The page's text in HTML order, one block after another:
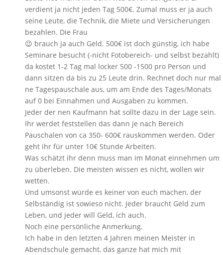
verdient ja nicht jeden Tag 500€. Zumal muss er ja auch
seine Leute, die Technik, die Miete und Versicherungen
bezahlen. Die Frau
😉 brauch ja auch Geld. 500€ ist doch günstig, ich habe
Seminare besucht (-nicht Fotobereich- und selbst bezahlt)
da kostet 1-2 Tag mal locker 500 -1500 pro Person und
dann sitzen da bis zu 25 Leute drin. Rechnet doch nur mal
ne Tagespauschale aus, um am Ende des Tages/Monats
auf 0 bei Einnahmen und Ausgaben zu kommen.
Jeder der nen Kaufmann hat sollte dazu in der Lage sein.
Ihr werdet feststellen das dann je nach Bereich
Pauschalen von ca 350- 600€ rauskommen werden. Oder
geht ihr für unter 10€ Stunde Arbeiten.
Was schätzt ihr denn muss man im Monat einnehmen um
zu überleben. Die meisten wissen es nicht, wollen wir
wetten.
Und umsonst würde es keiner von euch machen, der
Selbständig ist sowieso nicht. Jeder braucht Geld zum
Leben, und jeder will Geld, ich auch.
Noch eine persönliche Anmerkung.
Ich habe in den letzten 4 Jahren meinen Meister in
Abendschule gemacht, das ganze hat mich mit